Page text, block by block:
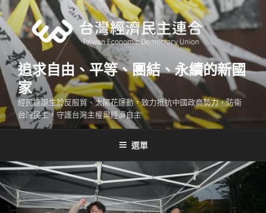
跳
至
主
內
容
追求自由、平等、團結、永續的新國
家
經民連誕生於反服貿、太陽花運動，致力抵抗中國政商勢力，防衛
台灣民主，守護台灣主權與經濟自主
選單